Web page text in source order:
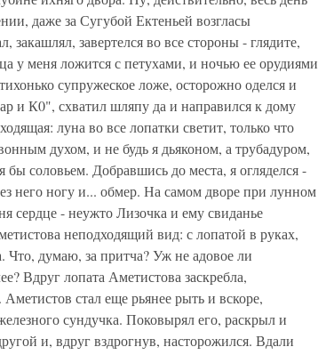
даже за Сугубой Ектеньей возгласы
закашлял, завертелся во все стороны - глядите,
у меня ложится с петухами, и ночью ее орудиями
супружеское ложе, осторожно оделся и
и К0", схватил шляпу да и направился к дому
луна во все лопатки светит, только что
духом, и не будь я дьяконом, а трубадуром,
бы соловьем. Добравшись до места, я огляделся -
него ногу и... обмер. На самом дворе при лунном
сердце - неужто Лизочка и ему свиданье
неподходящий вид: с лопатой в руках,
Что, думаю, за притча? Уж не адовое ли
Вдруг лопата Аметистова заскребла,
стал еще рьянее рыть и вскоре,
сундучка. Поковырял его, раскрыл и
и, вдруг вздрогнув, насторожился. Вдали